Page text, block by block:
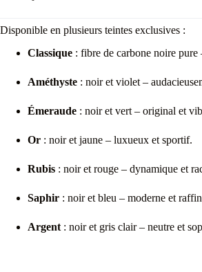
Disponible en plusieurs teintes exclusives :
Classique : fibre de carbone noire pure
Améthyste : noir et violet –
Émeraude : noir et vert – original et
Or : noir et jaune – luxueux et sportif.
Rubis : noir et rouge – dynamique et
Saphir : noir et bleu – moderne et
Argent : noir et gris clair – neutre et